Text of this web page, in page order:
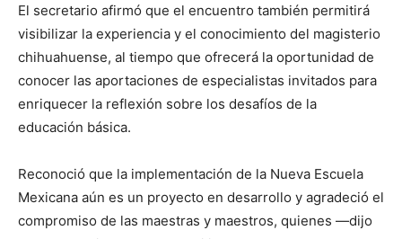
El secretario afirmó que el encuentro también permitirá
visibilizar la experiencia y el conocimiento del magisterio
chihuahuense, al tiempo que ofrecerá la oportunidad de
conocer las aportaciones de especialistas invitados para
enriquecer la reflexión sobre los desafíos de la
educación básica.
Reconoció que la implementación de la Nueva Escuela
Mexicana aún es un proyecto en desarrollo y agradeció el
compromiso de las maestras y maestros, quienes —dijo